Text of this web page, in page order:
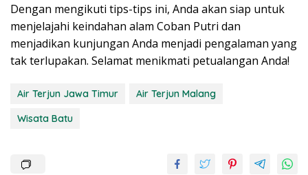
Dengan mengikuti tips-tips ini, Anda akan siap untuk
menjelajahi keindahan alam Coban Putri dan
menjadikan kunjungan Anda menjadi pengalaman yang
tak terlupakan. Selamat menikmati petualangan Anda!
Air Terjun Jawa Timur
Air Terjun Malang
Wisata Batu